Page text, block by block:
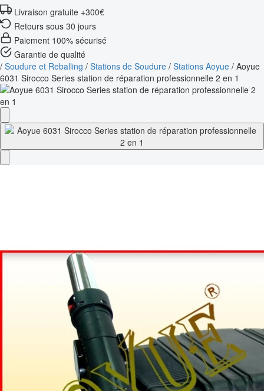
Livraison gratuite +300€
Retours sous 30 jours
Paiement 100% sécurisé
Garantie de qualité
/ Soudure et Reballing / Stations de Soudure / Stations Aoyue / Aoyue
6031 Sirocco Series station de réparation professionnelle 2 en 1